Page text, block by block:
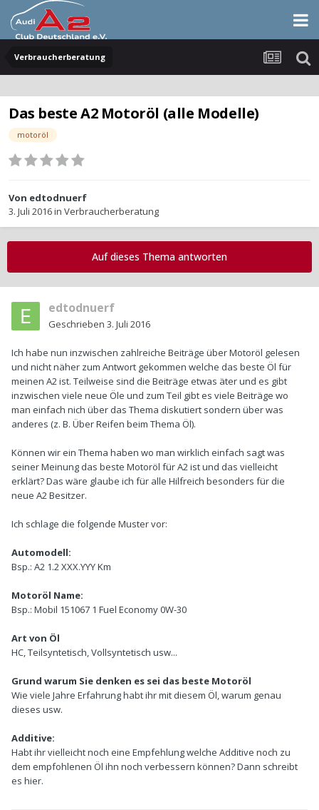
Verbraucherberatung
Das beste A2 Motoröl (alle Modelle)
motoröl
Von edtodnuerf
3. Juli 2016in Verbraucherberatung
Auf dieses Thema antworten
edtodnuerf
Geschrieben 3. Juli 2016
Ich habe nun inzwischen zahlreiche Beiträge über Motoröl gelesen
und nicht näher zum Antwort gekommen welche das beste Öl für
meinen A2 ist. Teilweise sind die Beiträge etwas äter und es gibt
inzwischen viele neue Öle und zum Teil gibt es viele Beiträge wo
man einfach nich über das Thema diskutiert sondern über was
anderes (z. B. Über Reifen beim Thema Öl).
Können wir ein Thema haben wo man wirklich einfach sagt was
seiner Meinung das beste Motoröl für A2 ist und das vielleicht
erklärt? Das wäre glaube ich für alle Hilfreich besonders für die
neue A2 Besitzer.
Ich schlage die folgende Muster vor:
Automodell:
Bsp.: A2 1.2 XXX.YYY Km
Motoröl Name:
Bsp.: Mobil 151067 1 Fuel Economy 0W-30
Art von Öl
HC, Teilsyntetisch, Vollsyntetisch usw...
Grund warum Sie denken es sei das beste Motoröl
Wie viele Jahre Erfahrung habt ihr mit diesem Öl, warum genau
dieses usw.
Additive:
Habt ihr vielleicht noch eine Empfehlung welche Additive noch zu
dem empfohlenen Öl ihn noch verbessern können? Dann schreibt
es hier.